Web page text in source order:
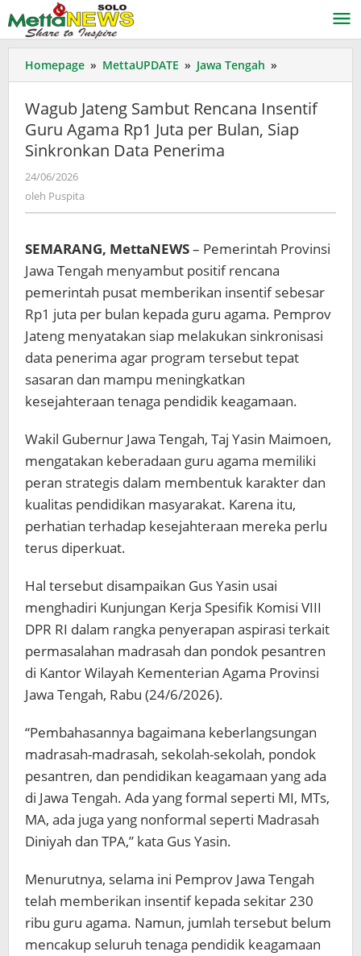
ke
konten
Homepage » MettaUPDATE » Jawa Tengah »
Jateng
Rencana
Insentif
per
Siap
Data
Penerima
Wagub Jateng Sambut Rencana Insentif
Guru Agama Rp1 Juta per Bulan, Siap
Sinkronkan Data Penerima
24/06/2026
oleh Puspita
SEMARANG, MettaNEWS– Pemerintah Provinsi
Jawa Tengah menyambut positif rencana
pemerintah pusat memberikan insentif sebesar
Rp1 juta per bulan kepada guru agama. Pemprov
Jateng menyatakan siap melakukan sinkronisasi
data penerima agar program tersebut tepat
sasaran dan mampu meningkatkan
kesejahteraan tenaga pendidik keagamaan.
Wakil Gubernur Jawa Tengah, Taj Yasin Maimoen,
mengatakan keberadaan guru agama memiliki
peran strategis dalam membentuk karakter dan
kualitas pendidikan masyarakat. Karena itu,
perhatian terhadap kesejahteraan mereka perlu
terus diperkuat.
Hal tersebut disampaikan Gus Yasin usai
menghadiri Kunjungan Kerja Spesifik Komisi VIII
DPR RI dalam rangka penyerapan aspirasi terkait
permasalahan madrasah dan pondok pesantren
di Kantor Wilayah Kementerian Agama Provinsi
Jawa Tengah, Rabu (24/6/2026).
“Pembahasannya bagaimana keberlangsungan
madrasah-madrasah, sekolah-sekolah, pondok
pesantren, dan pendidikan keagamaan yang ada
di Jawa Tengah. Ada yang formal seperti MI, MTs,
MA, ada juga yang nonformal seperti Madrasah
Diniyah dan TPA,” kata Gus Yasin.
Menurutnya, selama ini Pemprov Jawa Tengah
telah memberikan insentif kepada sekitar 230
ribu guru agama. Namun, jumlah tersebut belum
mencakup seluruh tenaga pendidik keagamaan